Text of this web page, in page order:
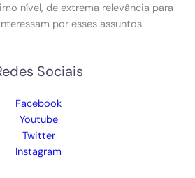
nível, de extrema relevância para
por esses assuntos.
Sociais
Facebook
Youtube
Twitter
Instagram